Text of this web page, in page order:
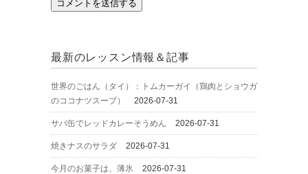
最新のレッスン情報＆記事
世界のごはん（タイ）：トムカーガイ（鶏肉とショウガ
のココナツスープ）
2026-07-31
サバ缶でレッドカレーそうめん 2026-07-31
焼きナスのサラダ 2026-07-31
今月のお菓子は、薄氷 2026-07-31